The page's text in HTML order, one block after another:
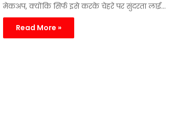
मेकअप, क्योंकि सिर्फ इसे करके चेहरे पर सुंदरता लाई…
Read More »